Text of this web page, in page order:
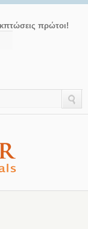
πρώτοι!